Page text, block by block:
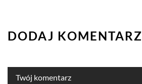
DODAJ KOMENTARZ